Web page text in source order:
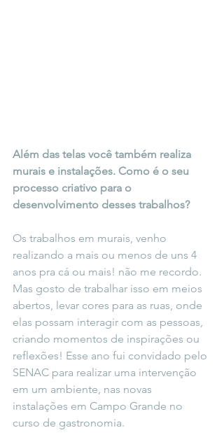
Além das telas você também realiza
murais e instalações. Como é o seu
processo criativo para o
desenvolvimento desses trabalhos?
Os trabalhos em murais, venho
realizando a mais ou menos de uns 4
anos pra cá ou mais! não me recordo.
Mas gosto de trabalhar isso em meios
abertos, levar cores para as ruas, onde
elas possam interagir com as pessoas,
criando momentos de inspirações ou
reflexões! Esse ano fui convidado pelo
SENAC para realizar uma intervenção
em um ambiente, nas novas
instalações em Campo Grande no
curso de gastronomia.